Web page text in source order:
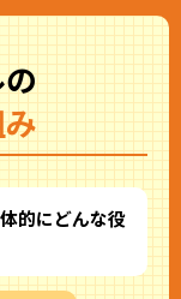
的にどんな役